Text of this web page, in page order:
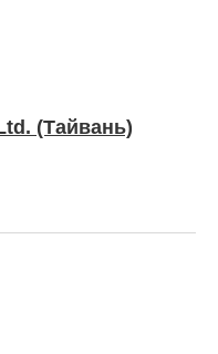
(Тайвань)